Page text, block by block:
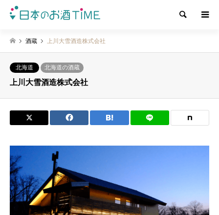
検索
酒蔵 上川大雪酒造株式会社
北海道 北海道の酒蔵
上川大雪酒造株式会社